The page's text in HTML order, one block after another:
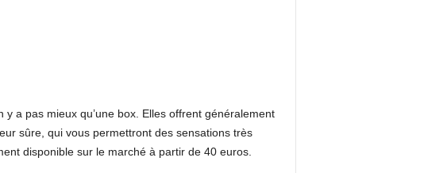
a pas mieux qu’une box. Elles offrent généralement
sûre, qui vous permettront des sensations très
disponible sur le marché à partir de 40 euros.